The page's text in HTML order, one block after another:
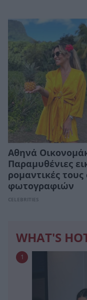
Αθηνά
Παραμυθένιες
ρομαντικές
φωτογραφιών
CELEBRITIES
WHAT'S
1